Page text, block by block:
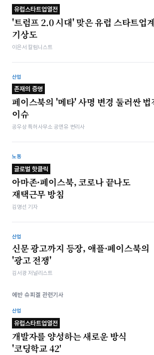
유럽스타트업열전
'트럼프 2.0 시대' 맞은 유럽 스타트업
기상도
이은서 칼럼니스트
산업
존재의 증명
페이스북의 '메타' 사명 변경 둘러싼 법
이슈
공우상 특허사무소 공앤유 변리사
노동
글로벌 핫클릭
아마존·페이스북, 코로나 끝나도
재택근무 방침
김명선 기자
산업
신문 광고까지 등장, 애플·페이스북의
'광고 전쟁'
김서광 저널리스트
에반 슈피겔 관련기사
산업
유럽스타트업열전
개발자를 양성하는 새로운 방식
'코딩학교 42'